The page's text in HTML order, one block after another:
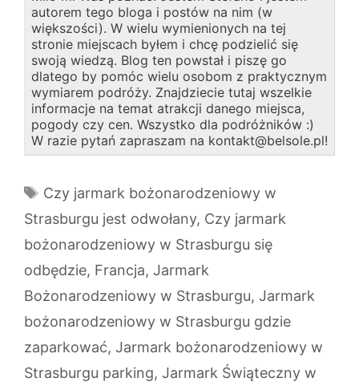
autorem tego bloga i postów na nim (w
większości). W wielu wymienionych na tej
stronie miejscach byłem i chcę podzielić się
swoją wiedzą. Blog ten powstał i piszę go
dlatego by pomóc wielu osobom z praktycznym
wymiarem podróży. Znajdziecie tutaj wszelkie
informacje na temat atrakcji danego miejsca,
pogody czy cen. Wszystko dla podróżników :)
W razie pytań zapraszam na kontakt@belsole.pl!
Tagi
Czy jarmark bożonarodzeniowy w
Strasburgu jest odwołany, Czy jarmark
bożonarodzeniowy w Strasburgu się
odbędzie, Francja, Jarmark
Bożonarodzeniowy w Strasburgu, Jarmark
bożonarodzeniowy w Strasburgu gdzie
zaparkować, Jarmark bożonarodzeniowy w
Strasburgu parking, Jarmark Świąteczny w